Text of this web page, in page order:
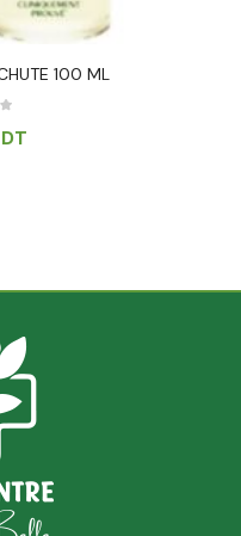
100 ML
DT